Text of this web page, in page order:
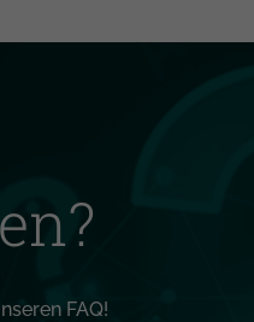
FAQ!